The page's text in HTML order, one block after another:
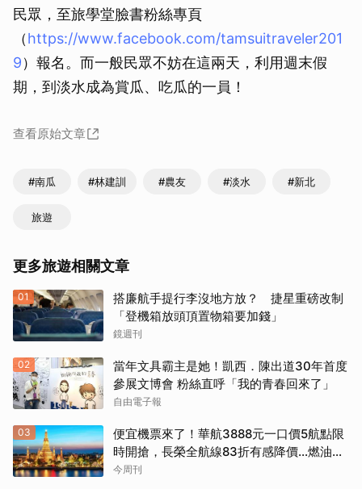
民眾，至旅學堂臉書粉絲專頁
（https://www.facebook.com/tamsuitraveler201
9）報名。而一般民眾不妨在這兩天，利用週末假
期，到淡水成為賞瓜、吃瓜的一員！
查看原始文章
#南瓜 #林建訓 #農友 #淡水 #新北
旅遊
更多旅遊相關文章
01
搭廉航手提行李沒地方放？ 捷星重磅改制
「登機箱放頭頂置物箱要加錢」
鏡週刊
02
當年文具霸主是她！凱西．陳出道30年首度
參展文博會 粉絲直呼「我的青春回來了」
自由電子報
03
便宜機票來了！華航3888元一口價5航點限
時開搶，長榮全航線83折有感降價…燃油稅
8/9調漲早買早省
今周刊